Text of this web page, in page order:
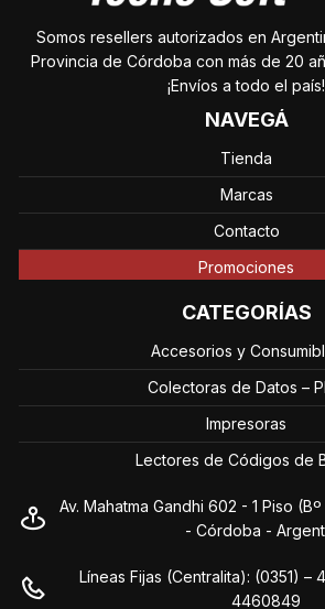
Somos resellers autorizados en
Provincia de Córdoba con más de 20
¡Envíos a todo el país!
NAVEGÁ
Tienda
Marcas
Contacto
Promociones
CATEGORÍAS
Accesorios y
Colectoras de Datos –
Impresoras
Lectores de Códigos de
Av. Mahatma Gandhi 602 - 1 Piso
- Córdoba -
Líneas Fijas (Centralita): (0351) –
4460849